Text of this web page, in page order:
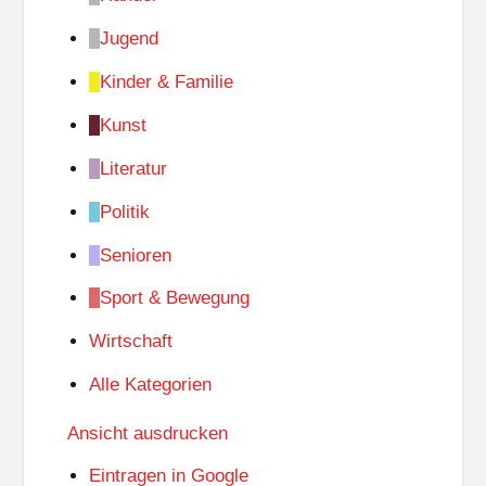
Jugend
Kinder & Familie
Kunst
Literatur
Politik
Senioren
Sport & Bewegung
Wirtschaft
Alle Kategorien
Ansicht ausdrucken
Eintragen in Google